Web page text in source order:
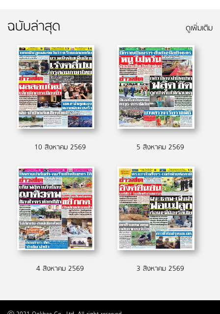
ฉบับล่าสุด ดูเพิ่มเติม
10 สิงหาคม 2569 5 สิงหาคม 2569
4 สิงหาคม 2569 3 สิงหาคม 2569